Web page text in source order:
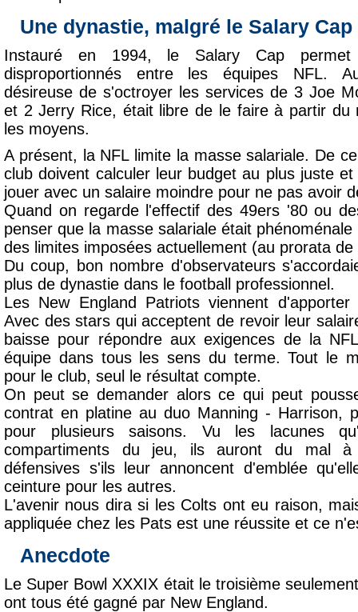
Une dynastie, malgré le Salary Cap
Instauré en 1994, le Salary Cap permet
disproportionnés entre les équipes NFL.
désireuse de s'octroyer les services de 3 Joe
et 2 Jerry Rice, était libre de le faire à partir du
les moyens.
A présent, la NFL limite la masse salariale. De
club doivent calculer leur budget au plus juste
jouer avec un salaire moindre pour ne pas avoir
Quand on regarde l'effectif des 49ers '80 ou
penser que la masse salariale était
des limites imposées actuellement (au prorata
Du coup, bon nombre d'observateurs
plus de dynastie dans le football professionnel.
Les New England Patriots viennent
Avec des stars qui acceptent de revoir leur
baisse pour répondre aux exigences de la
équipe dans tous les sens du terme. Tout le
pour le club, seul le résultat compte.
On peut se demander alors ce qui peut
contrat en platine au duo Manning - Harrison,
pour plusieurs saisons. Vu les lacunes
compartiments du jeu, ils auront du mal à
défensives s'ils leur annoncent d'emblée
ceinture pour les autres.
L'avenir nous dira si les Colts ont eu raison,
appliquée chez les Pats est une réussite et ce
Anecdote
Le Super Bowl XXXIX était le troisième
ont tous été gagné par New England.